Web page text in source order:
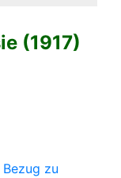
(1917)
Bezug zu